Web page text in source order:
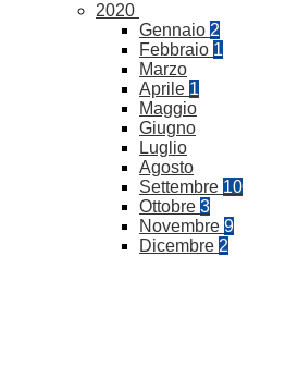
2020
Gennaio 2
Febbraio 1
Marzo
Aprile 1
Maggio
Giugno
Luglio
Agosto
Settembre 10
Ottobre 3
Novembre 9
Dicembre 2